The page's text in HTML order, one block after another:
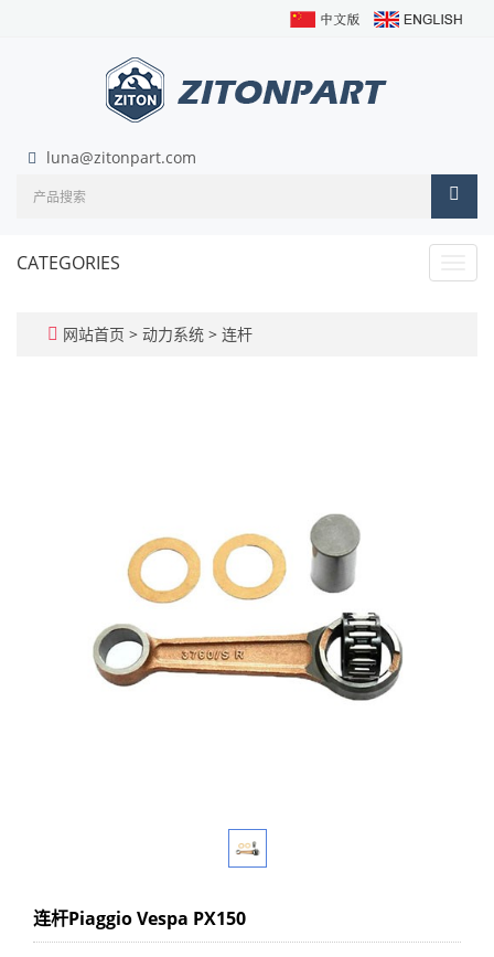
luna@zitonpart.com
CATEGORIES
网站首页 > 动力系统 > 连杆
连杆Piaggio Vespa PX150